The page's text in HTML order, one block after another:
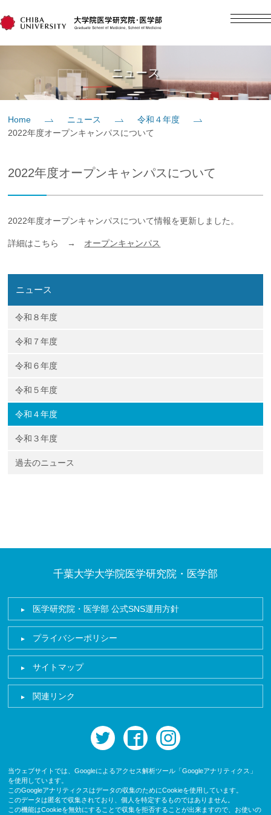
日本語
研究
入学案内
お問い合わせ交通アクセス
ニュース
Home ニュース
令和４年度
2022年度オープンキャンパスについて
2022年度オープンキャンパスについて
2022年度オープンキャンパスについて情報を更新しました。
詳細はこちら → オープンキャンパス
ニュース
令和８年度
令和７年度
令和６年度
令和５年度
令和４年度
令和３年度
過去のニュース
千葉大学大学院医学研究院・医学部
医学研究院・医学部 公式SNS運用方針
プライバシーポリシー
サイトマップ
関連リンク
twitter facebook
当ウェブサイトでは、Googleによるアクセス解析ツール「Googleアナリティクス」
を使用しています。
このGoogleアナリティクスはデータの収集のためにCookieを使用しています。
このデータは匿名で収集されており、個人を特定するものではありません。
この機能はCookieを無効にすることで収集を拒否することが出来ますので、お使いの